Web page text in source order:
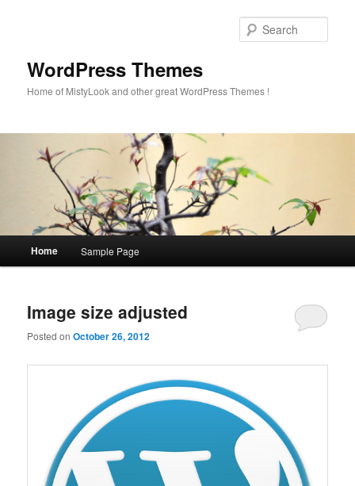
WordPress Themes
Home of MistyLook and other great WordPress Themes !
Skip
primary
Skip
secondary
Home Sample Page
Image size adjusted
Posted onOctober 26, 2012